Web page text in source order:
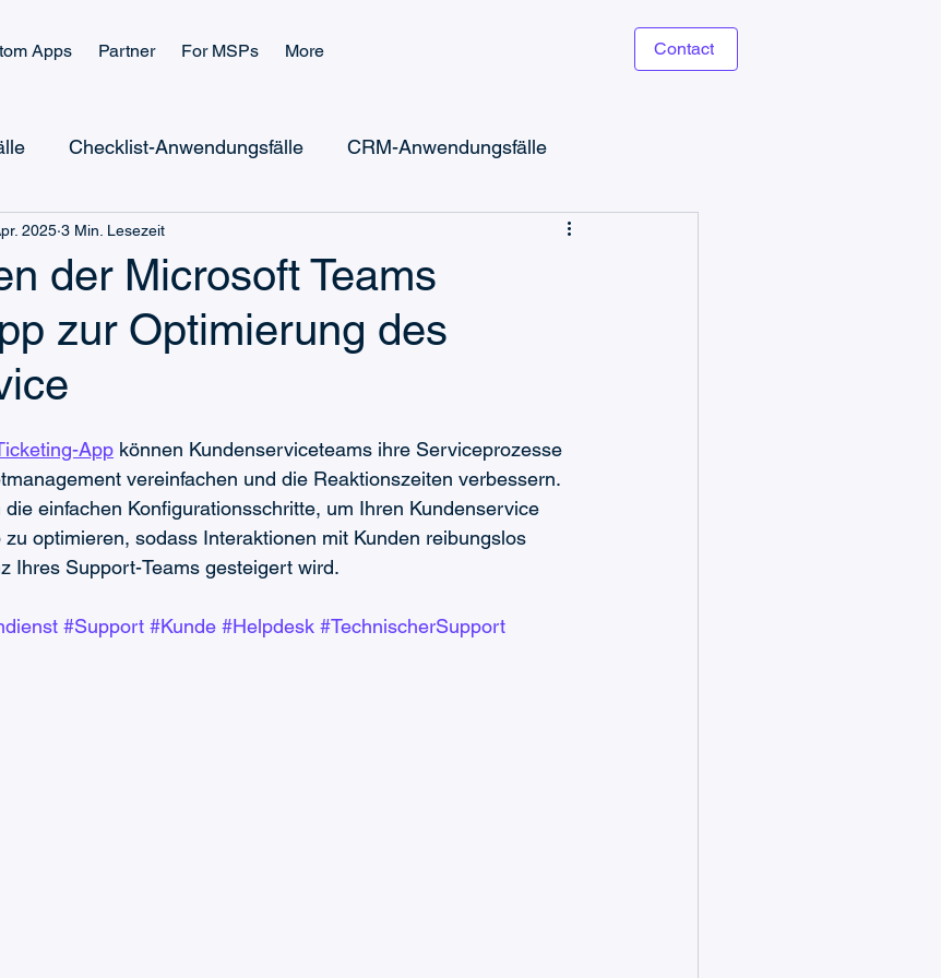
Apps Partner For MSPs More Contact
Checklist-Anwendungsfälle CRM-Anwendungsfälle
Power Automate
Teams Billing Microsoft Teams CRM
der Microsoft Teams
zur Optimierung des
2025 3 Min. Lesezeit
App können Kundenserviceteams ihre Serviceprozesse
vereinfachen und die Reaktionszeiten verbessern.
einfachen Konfigurationsschritte, um Ihren Kundenservice
optimieren, sodass Interaktionen mit Kunden reibungslos
Ihres Support-Teams gesteigert wird.
#Support #Kunde #Helpdesk #TechnischerSupport